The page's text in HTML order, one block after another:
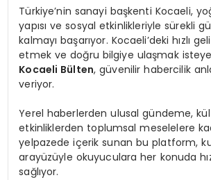
Türkiye’nin sanayi başkenti Kocaeli,
yapısı ve sosyal etkinlikleriyle sürekli
kalmayı başarıyor. Kocaeli’deki hızlı
etmek ve doğru bilgiye ulaşmak
Kocaeli Bülten, güvenilir habercilik
veriyor.
Yerel haberlerden ulusal gündeme,
etkinliklerden toplumsal meselelere
yelpazede içerik sunan bu platform,
arayüzüyle okuyuculara her konuda
sağlıyor.